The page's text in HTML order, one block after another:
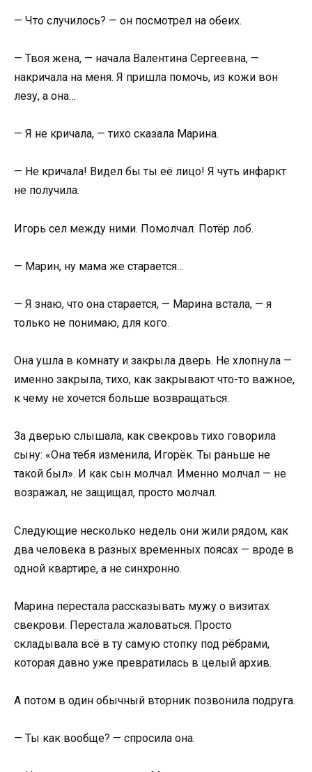
— Что случилось? — он посмотрел на обеих.
— Твоя жена, — начала Валентина Сергеевна, —
накричала на меня. Я пришла помочь, из кожи вон
лезу, а она…
— Я не кричала, — тихо сказала Марина.
— Не кричала! Видел бы ты её лицо! Я чуть инфаркт
не получила.
Игорь сел между ними. Помолчал. Потёр лоб.
— Марин, ну мама же старается…
— Я знаю, что она старается, — Марина встала, — я
только не понимаю, для кого.
Она ушла в комнату и закрыла дверь. Не хлопнула —
именно закрыла, тихо, как закрывают что-то важное,
к чему не хочется больше возвращаться.
За дверью слышала, как свекровь тихо говорила
сыну: «Она тебя изменила, Игорёк. Ты раньше не
такой был». И как сын молчал. Именно молчал — не
возражал, не защищал, просто молчал.
Следующие несколько недель они жили рядом, как
два человека в разных временных поясах — вроде в
одной квартире, а не синхронно.
Марина перестала рассказывать мужу о визитах
свекрови. Перестала жаловаться. Просто
складывала всё в ту самую стопку под рёбрами,
которая давно уже превратилась в целый архив.
А потом в один обычный вторник позвонила подруга.
— Ты как вообще? — спросила она.